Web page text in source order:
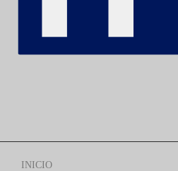
INICIO